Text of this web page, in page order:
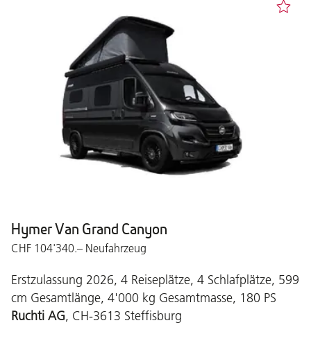
Hymer Van Grand Canyon
CHF 104'340.– Neufahrzeug
Erstzulassung 2026, 4 Reiseplätze, 4 Schlafplätze, 599
cm Gesamtlänge, 4'000 kg Gesamtmasse, 180 PS
Ruchti AG, CH-3613 Steffisburg